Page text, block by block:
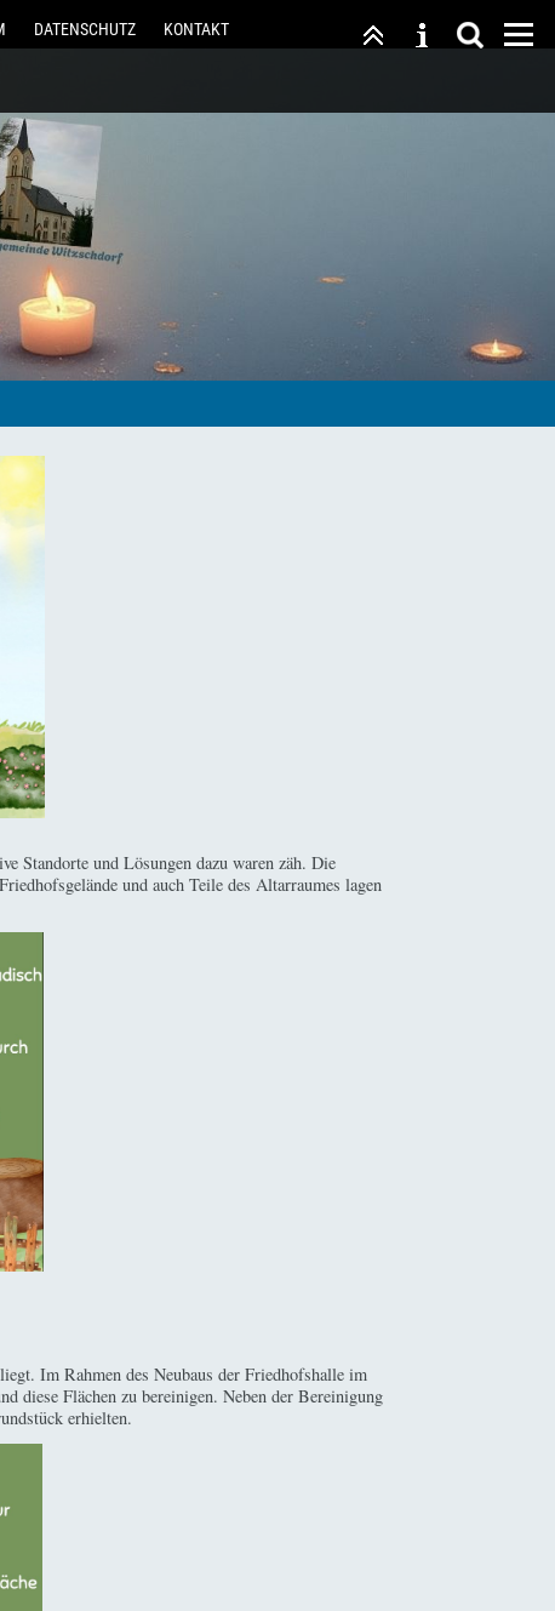
DATENSCHUTZ KONTAKT
Standorte und Lösungen dazu waren zäh. Die
und auch Teile des Altarraumes lagen
Im Rahmen des Neubaus der Friedhofshalle im
diese Flächen zu bereinigen. Neben der Bereinigung
erhielten.